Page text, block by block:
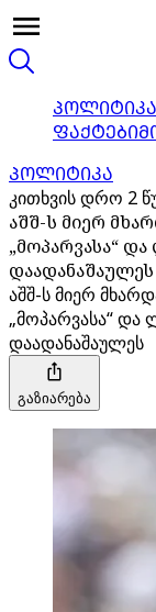
ᲞᲝᲚᲘᲢᲘᲙᲐ
ᲤᲐᲥᲢᲔᲑᲘ
ᲞᲝᲚᲘᲢᲘᲙᲐ
კითხვის დრო 2
აშშ-ს მიერ
„მოპარვასა“
დაადანაშაულეს
აშშ-ს მიერ
„მოპარვასა“ და
დაადანაშაულეს
გაზიარება